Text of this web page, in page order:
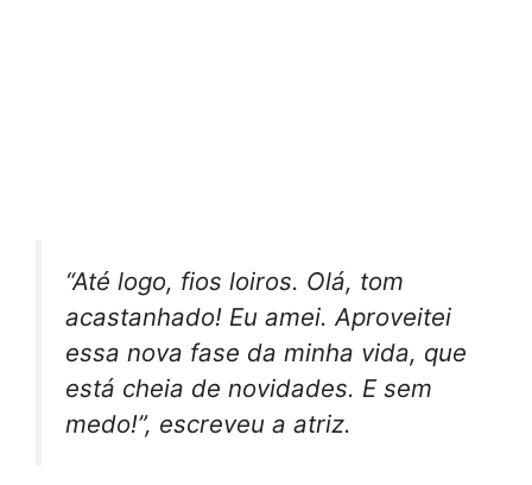
“Até logo, fios loiros. Olá, tom
acastanhado! Eu amei. Aproveitei
essa nova fase da minha vida, que
está cheia de novidades. E sem
medo!”, escreveu a atriz.